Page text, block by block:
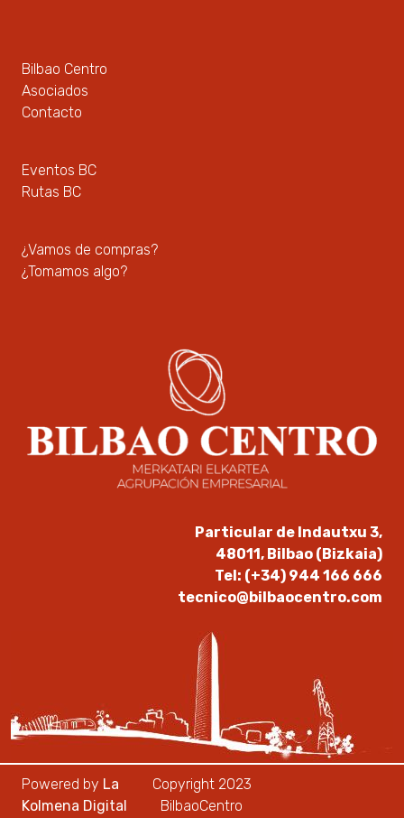
Bilbao Centro
Asociados
Contacto
Eventos BC
Rutas BC
¿Vamos de compras?
¿Tomamos algo?
Particular de Indautxu 3,
48011, Bilbao (Bizkaia)
Tel: (+34) 944 166 666
tecnico@bilbaocentro.com
Powered by La
Kolmena Digital
Copyright 2023
BilbaoCentro